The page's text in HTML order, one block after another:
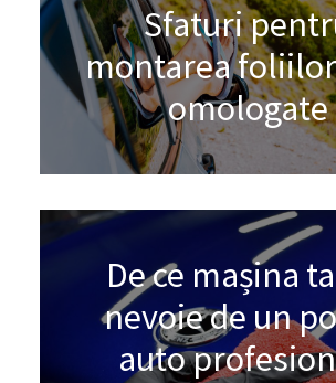
Sfaturi
montarea
omologate
De ce mașina
nevoie de un
auto